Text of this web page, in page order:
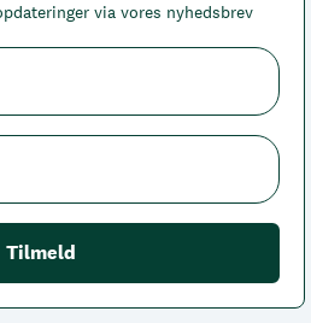
via vores nyhedsbrev